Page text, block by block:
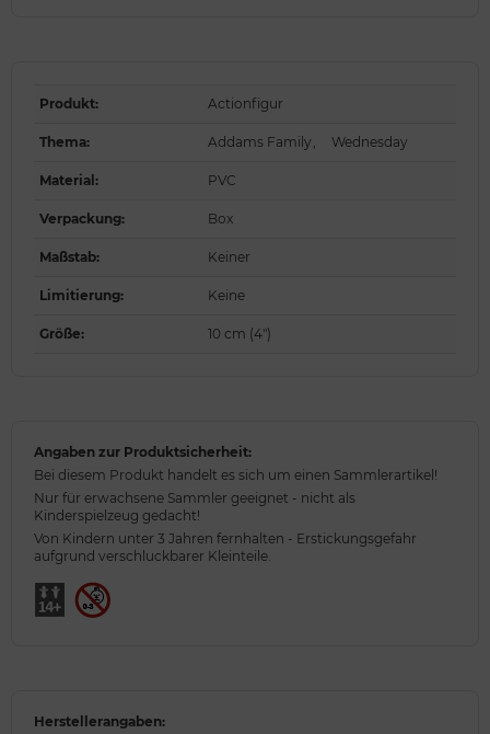
Produkt: Actionfigur
Thema: Addams Family Wednesday
Material: PVC
Verpackung: Box
Maßstab: Keiner
Limitierung: Keine
Größe: 10 cm (4")
Angaben zur Produktsicherheit:
Bei diesem Produkt handelt es sich um einen Sammlerartikel!
Nur für erwachsene Sammler geeignet - nicht als
Kinderspielzeug gedacht!
Von Kindern unter 3 Jahren fernhalten - Erstickungsgefahr
aufgrund verschluckbarer Kleinteile.
Herstellerangaben: